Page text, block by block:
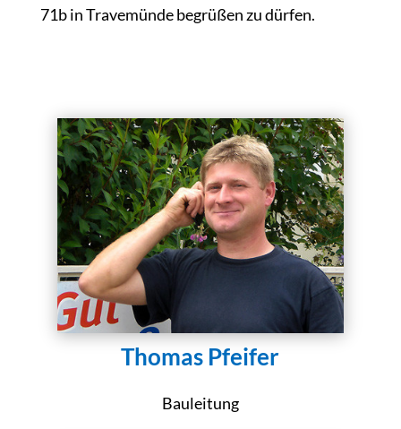
71b in Travemünde begrüßen zu dürfen.
Thomas Pfeifer
Bauleitung